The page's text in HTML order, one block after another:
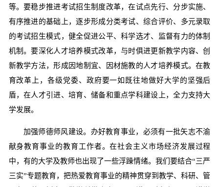
等。要稳步推进考试招生制度改革，在试点先行、分步实施、
有序推进的基础上，逐步形成分类考试、综合评价、多元录取
的考试招生模式，健全促进公平、科学选才、监督有力的体制
机制。要深化人才培养模式改革，与时俱进更新教学内容、创
新教学方法，形成因地制宜、因材施教的人才培养模式。在教
育改革上，各级党委、政府要一如既往地做好大学的坚强后
盾，在人才引进、培育、储备和重点学科建设上，全力支持大
学发展。
加强师德师风建设。办好教育事业，必须有一批矢志不渝
献身教育事业的教育工作者。在社会主义市场经济发展过程
中，有的大学及教师也出现了一些浮躁情绪。我们要结合“三严
三实”专题教育，把热爱教育事业的精神贯穿到教学、科研、管